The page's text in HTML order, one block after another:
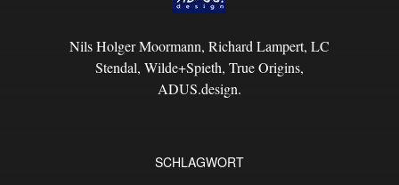
Nils Holger Moormann, Richard Lampert, LC
Stendal, Wilde+Spieth, True Origins,
ADUS.design.
SCHLAGWORT